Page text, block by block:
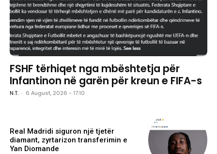
FSHF tërhiqet nga mbështetja për
Infantinon në garën për kreun e FIFA-s
N.T. - 6 August, 2026 - 17:10
Real Madridi siguron një tjetër
diamant, zyrtarizon transferimin e
Yan Diomande